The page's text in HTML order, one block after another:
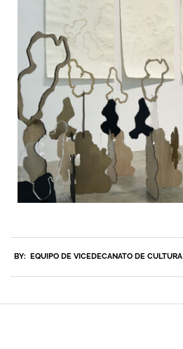
BY: EQUIPO DE VICEDECANATO DE CULTURA